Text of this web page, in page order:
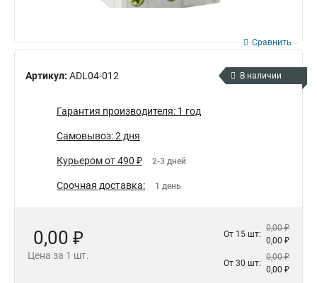
Артикул: ADL04-012
Сравнить
В наличии
Гарантия производителя: 1 год
Самовывоз: 2 дня
Курьером от 490 ₽ 2-3 дней
Срочная доставка: 1 день
0,00 ₽
Цена за 1 шт.
От 15 шт:
0,00 ₽
0,00 ₽
От 30 шт:
0,00 ₽
0,00 ₽